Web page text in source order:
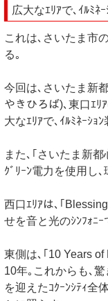
広大なｴﾘｱで､ｲﾙﾐﾈ
これは､さいたま市
る｡
今回は､さいたま新
やきひろば)､東口ｴﾘ
大なｴﾘｱで､ｲﾙﾐﾈｰｼｮ
また､｢さいたま新都
ｸﾞﾘｰﾝ電力を使用し
西口ｴﾘｱは､｢
せを音と光のｼﾝﾌｫﾆｰ
東側は､｢10 Years
10年｡これからも､
を迎えたｺｸｰﾝｼﾃｨ全